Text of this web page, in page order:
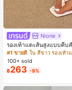
Nione
รองเท้าแตะส้นสูงแบบคีบ
สไตล์คลาสสิก สีบล็อก สไต
น ส้นเข็ม รองเท้าแตะแบบ
ตะชายหาดแฟชั่นสายไขว้
ญิง สำหรับออฟฟิศ บ้าน ก
น์หัวเหลี่ยม ชิคและหรูหรา
นท์
#1 ขายดี
100+ sold
฿263 -9%